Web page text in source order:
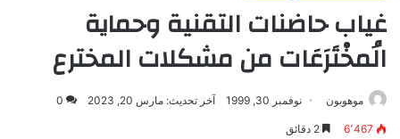
غياب حاضنات التقنية وحماية
الُمخْتَرَعَات من مشكلات المخترع
موهوبون نوفمبر 30, 1999 آخر تحديث: مارس 20, 2023 0
6٬467